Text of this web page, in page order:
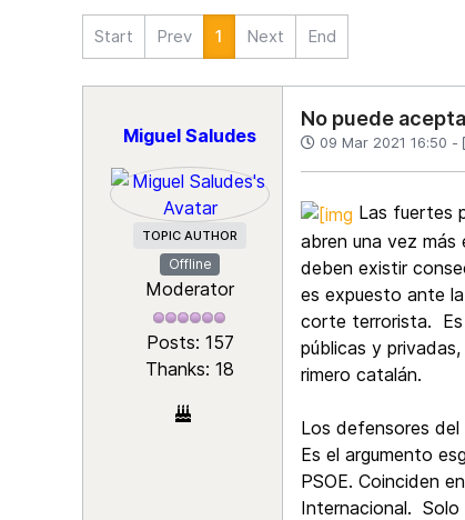
Start Prev 1 Next End
Miguel Saludes
TOPIC AUTHOR
Offline
Moderator
Posts: 157
Thanks: 18
No puede
09 Mar 2021 16:50 -
Las fuertes
abren una vez
deben existir
es expuesto ante
corte terrorista. Es
públicas y
rimero catalán.
Los defensores
Es el argumento
PSOE. Coinciden
Internacional. Solo